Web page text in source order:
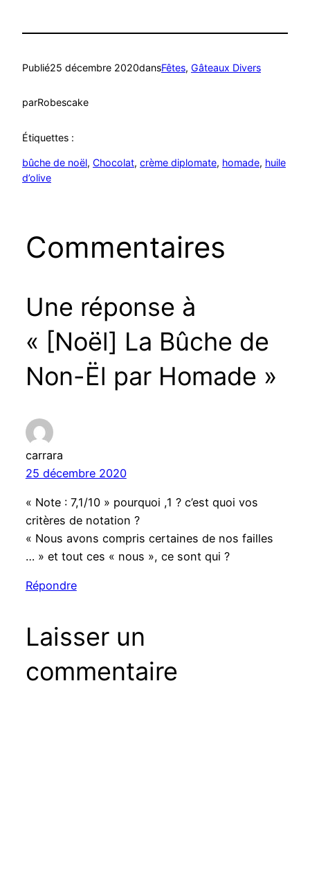
Publié25 décembre 2020dansFêtes, Gâteaux Divers
parRobescake
Étiquettes :
bûche de noël, Chocolat, crème diplomate, homade, huile
d’olive
Commentaires
Une réponse à
« [Noël] La Bûche de
Non-Ël par Homade »
carrara
25 décembre 2020
« Note : 7,1/10 » pourquoi ,1 ? c’est quoi vos
critères de notation ?
« Nous avons compris certaines de nos failles
… » et tout ces « nous », ce sont qui ?
Répondre
Laisser un
commentaire